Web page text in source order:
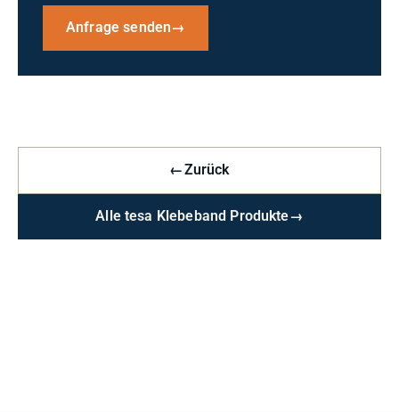
Anfrage senden→
←Zurück
Alle tesa Klebeband Produkte→